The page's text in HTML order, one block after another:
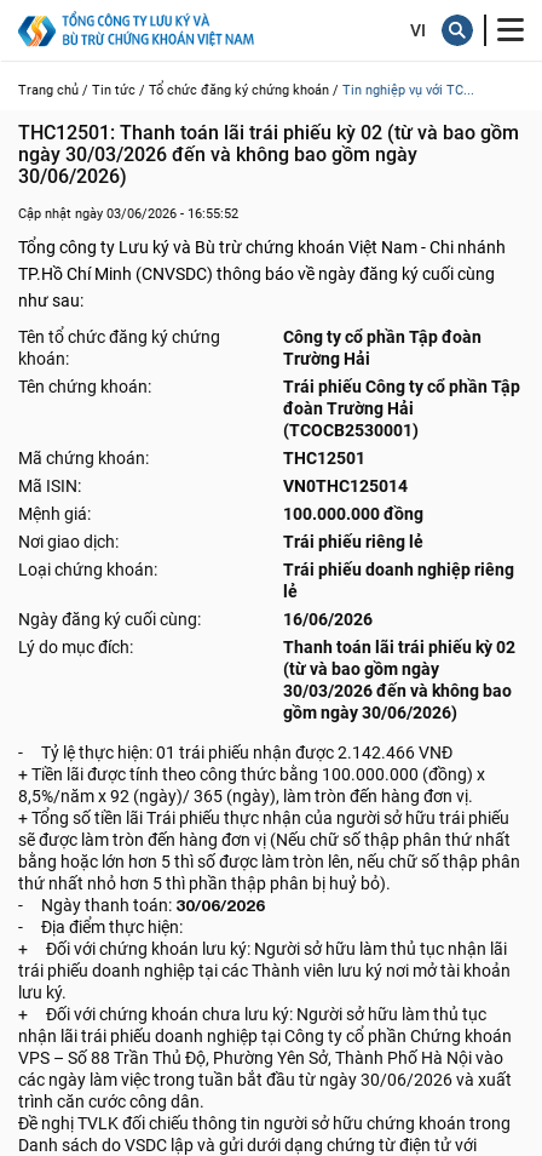
Trang chủ / Tin tức / Tổ chức đăng ký chứng khoán / Tin nghiệp vụ với TC...
THC12501: Thanh toán lãi trái phiếu kỳ 02 (từ và bao gồm
ngày 30/03/2026 đến và không bao gồm ngày
30/06/2026)
Cập nhật ngày 03/06/2026 - 16:55:52
Tổng công ty Lưu ký và Bù trừ chứng khoán Việt Nam - Chi nhánh
TP.Hồ Chí Minh (CNVSDC) thông báo về ngày đăng ký cuối cùng
như sau:
Tên tổ chức đăng ký chứng
khoán:
Công ty cổ phần Tập đoàn
Trường Hải
Tên chứng khoán:
Trái phiếu Công ty cổ phần Tập
đoàn Trường Hải
(TCOCB2530001)
Mã chứng khoán:
THC12501
Mã ISIN:
VN0THC125014
Mệnh giá:
100.000.000 đồng
Nơi giao dịch:
Trái phiếu riêng lẻ
Loại chứng khoán:
Trái phiếu doanh nghiệp riêng
lẻ
Ngày đăng ký cuối cùng:
16/06/2026
Lý do mục đích:
Thanh toán lãi trái phiếu kỳ 02
(từ và bao gồm ngày
30/03/2026 đến và không bao
gồm ngày 30/06/2026)
- Tỷ lệ thực hiện: 01 trái phiếu nhận được 2.142.466 VNĐ
+ Tiền lãi được tính theo công thức bằng 100.000.000 (đồng) x
8,5%/năm x 92 (ngày)/ 365 (ngày), làm tròn đến hàng đơn vị.
+ Tổng số tiền lãi Trái phiếu thực nhận của người sở hữu trái phiếu
sẽ được làm tròn đến hàng đơn vị (Nếu chữ số thập phân thứ nhất
bằng hoặc lớn hơn 5 thì số được làm tròn lên, nếu chữ số thập phân
thứ nhất nhỏ hơn 5 thì phần thập phân bị huỷ bỏ).
- Ngày thanh toán: 30/06/2026
- Địa điểm thực hiện:
+ Đối với chứng khoán lưu ký: Người sở hữu làm thủ tục nhận lãi
trái phiếu doanh nghiệp tại các Thành viên lưu ký nơi mở tài khoản
lưu ký.
+ Đối với chứng khoán chưa lưu ký: Người sở hữu làm thủ tục
nhận lãi trái phiếu doanh nghiệp tại Công ty cổ phần Chứng khoán
VPS – Số 88 Trần Thủ Độ, Phường Yên Sở, Thành Phố Hà Nội vào
các ngày làm việc trong tuần bắt đầu từ ngày 30/06/2026 và xuất
trình căn cước công dân.
Đề nghị TVLK đối chiếu thông tin người sở hữu chứng khoán trong
Danh sách do VSDC lập và gửi dưới dạng chứng từ điện tử với